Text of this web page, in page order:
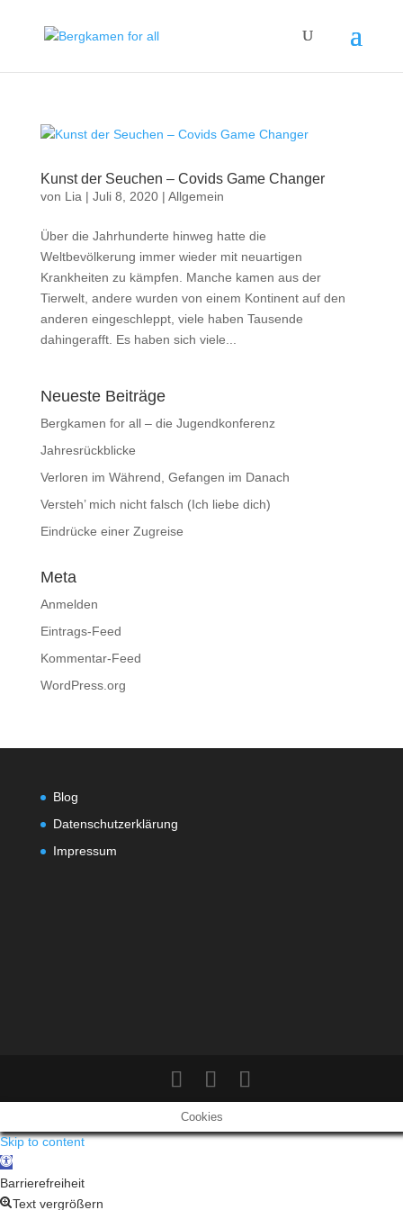
Kunst der Seuchen – Covids Game Changer
von Lia | Juli 8, 2020| Allgemein
Über die Jahrhunderte hinweg hatte die
Weltbevölkerung immer wieder mit neuartigen
Krankheiten zu kämpfen. Manche kamen aus der
Tierwelt, andere wurden von einem Kontinent auf den
anderen eingeschleppt, viele haben Tausende
dahingerafft. Es haben sich viele...
Neueste Beiträge
Bergkamen for all – die Jugendkonferenz
Jahresrückblicke
Verloren im Während, Gefangen im Danach
Versteh’ mich nicht falsch (Ich liebe dich)
Eindrücke einer Zugreise
Meta
Anmelden
Eintrags-Feed
Kommentar-Feed
WordPress.org
Blog
Datenschutzerklärung
Impressum
Cookies
Skip to content
Open
toolbar
Barrierefreiheit
Text vergrößern